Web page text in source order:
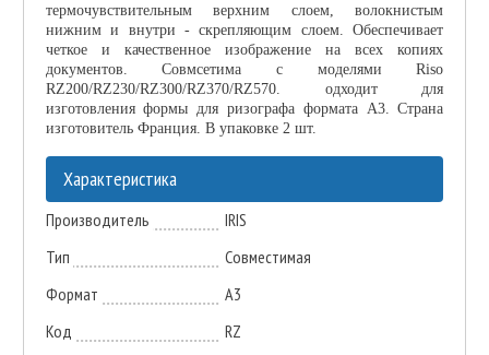
термочувствительным верхним слоем, волокнистым
нижним и внутри - скрепляющим слоем. Обеспечивает
четкое и качественное изображение на всех копиях
документов. Совмсетима с моделями Riso
RZ200/RZ230/RZ300/RZ370/RZ570. одходит для
изготовления формы для ризографа формата А3. Страна
изготовитель Франция. В упаковке 2 шт.
Характеристика
Производитель
IRIS
Тип
Совместимая
Формат
A3
Код
RZ